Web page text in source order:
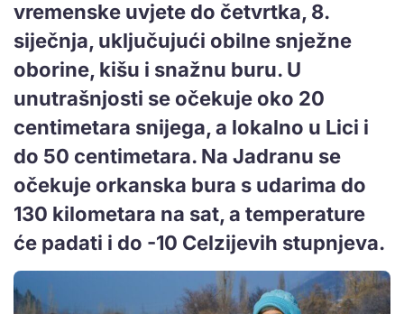
vremenske uvjete do četvrtka, 8.
siječnja, uključujući obilne snježne
oborine, kišu i snažnu buru. U
unutrašnjosti se očekuje oko 20
centimetara snijega, a lokalno u Lici i
do 50 centimetara. Na Jadranu se
očekuje orkanska bura s udarima do
130 kilometara na sat, a temperature
će padati i do -10 Celzijevih stupnjeva.